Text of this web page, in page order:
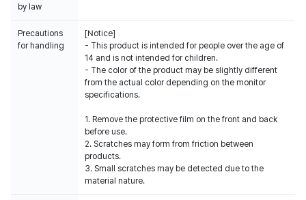
by law
Precautions
for handling
[Notice]
- This product is intended for people over the age of
14 and is not intended for children.
- The color of the product may be slightly different
from the actual color depending on the monitor
specifications.
1. Remove the protective film on the front and back
before use.
2. Scratches may form from friction between
products.
3. Small scratches may be detected due to the
material nature.